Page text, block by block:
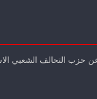
حزب التحالف الشعبي